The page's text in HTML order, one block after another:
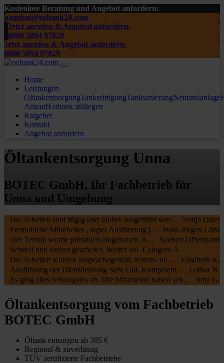
Kostenlose Beratung und Angebot anfordern:
angebot@oeltank24.com
Jetzt anrufen & Angebot anfordern.
0800 5894 97829
Jetzt anrufen & Angebot anfordern.
0800 5894 97829
Home
Leistungen
ÖltankentsorgungTankreinigungTanksanierungNeutankanlage
AnkaufErdtank stilllegen
Ratgeber
Kontakt
Angebot anfordern
Öltankentsorgung Unna
BOTEC GmbH, Ihr Fachbetrieb für
Unna und Umgebung
Sonja Oster
Die Arbeiten sind zügig und sauber ausgeführt worden, wir waren sehr zufrieden. Die MA waren freundlich , nochmal ein Danke schön an die beiden.
Hans Jürgen Löns
Freundliche Mitarbeiter , super Ausführung jederzeit zu empfehlen
Norbert Offermann
Der Termin wurde pünktlich eingehalten, die Mitarbeiter waren kundenfreundlich und haben alles gut erledigt. Die Rechnung entsprach dem Auftrag.
Calogero A.
Schnell und sauber gearbeitet. Weiter so!
Elisabeth K.
Die Arbeiten wurden absprachegemäß, termin- und fachgerecht zu unserer vollsten Zufriedenheit durchgeführt. Sehr freundliche Kommunikation sowohl mit Öltank24 als auch mit der Fa. Botec
Lothar N.
Ausführung der Dienstleistung Sehr Gut, Kompetente Mitarbeiter, Sehr Freundliches Personal
Jutta G.
Es ging alles reibungslos ab. Die Mitarbeiter haben sehr schnell und sauber gearbeitet.
Öltankentsorgung vom Fachbetrieb
BOTEC GmbH
Öltank entsorgen ab 385 €
Regional & zuverlässig
TÜV zertifizierte Fachbetriebe